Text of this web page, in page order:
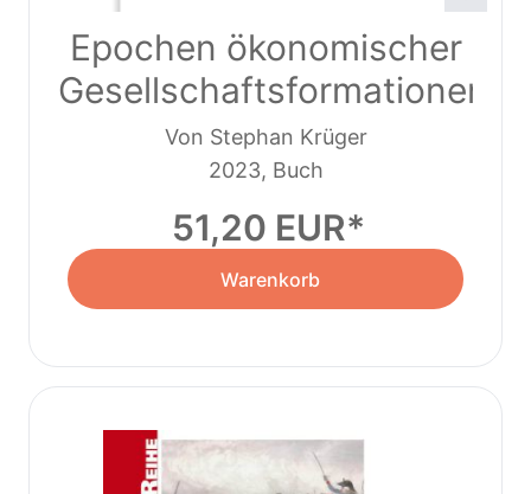
Epochen ökonomischer
Gesellschaftsformationen
Von Stephan Krüger
2023, Buch
51,20 EUR
Warenkorb